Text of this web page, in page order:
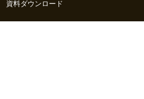
資料ダウンロード